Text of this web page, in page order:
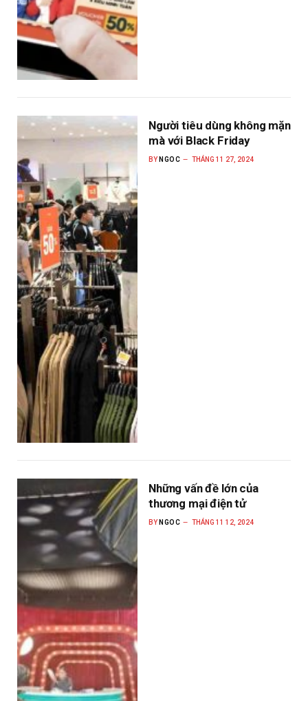
Người tiêu dùng không mặn
mà với Black Friday
BY NGOC THÁNG 11 27, 2024
Những vấn đề lớn của
thương mại điện tử
BY NGOC THÁNG 11 12, 2024